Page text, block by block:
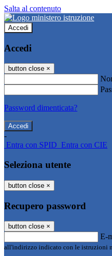
Salta al contenuto
Accedi
Accedi
button close ×
Password dimenticata?
-
Entra con SPID Entra con CIE
Seleziona utente
button close ×
Recupero password
button close ×
E-
all'indirizzo indicato con le istruzioni